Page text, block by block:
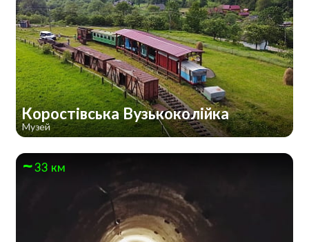
Коростівська Вузькоколійка
Музей
33 км